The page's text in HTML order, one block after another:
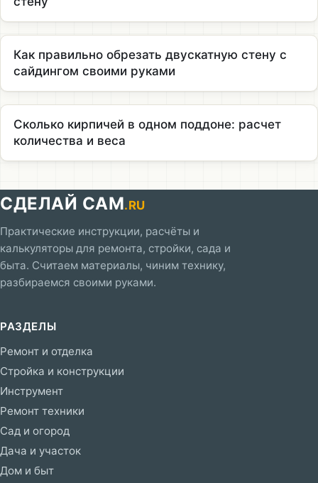
Как правильно обрезать двускатную стену с
сайдингом своими руками
Сколько кирпичей в одном поддоне: расчет
количества и веса
СДЕЛАЙ САМ.RU
Практические инструкции, расчёты и
калькуляторы для ремонта, стройки, сада и
быта. Считаем материалы, чиним технику,
разбираемся своими руками.
РАЗДЕЛЫ
Ремонт и отделка
Стройка и конструкции
Инструмент
Ремонт техники
Сад и огород
Дача и участок
Дом и быт